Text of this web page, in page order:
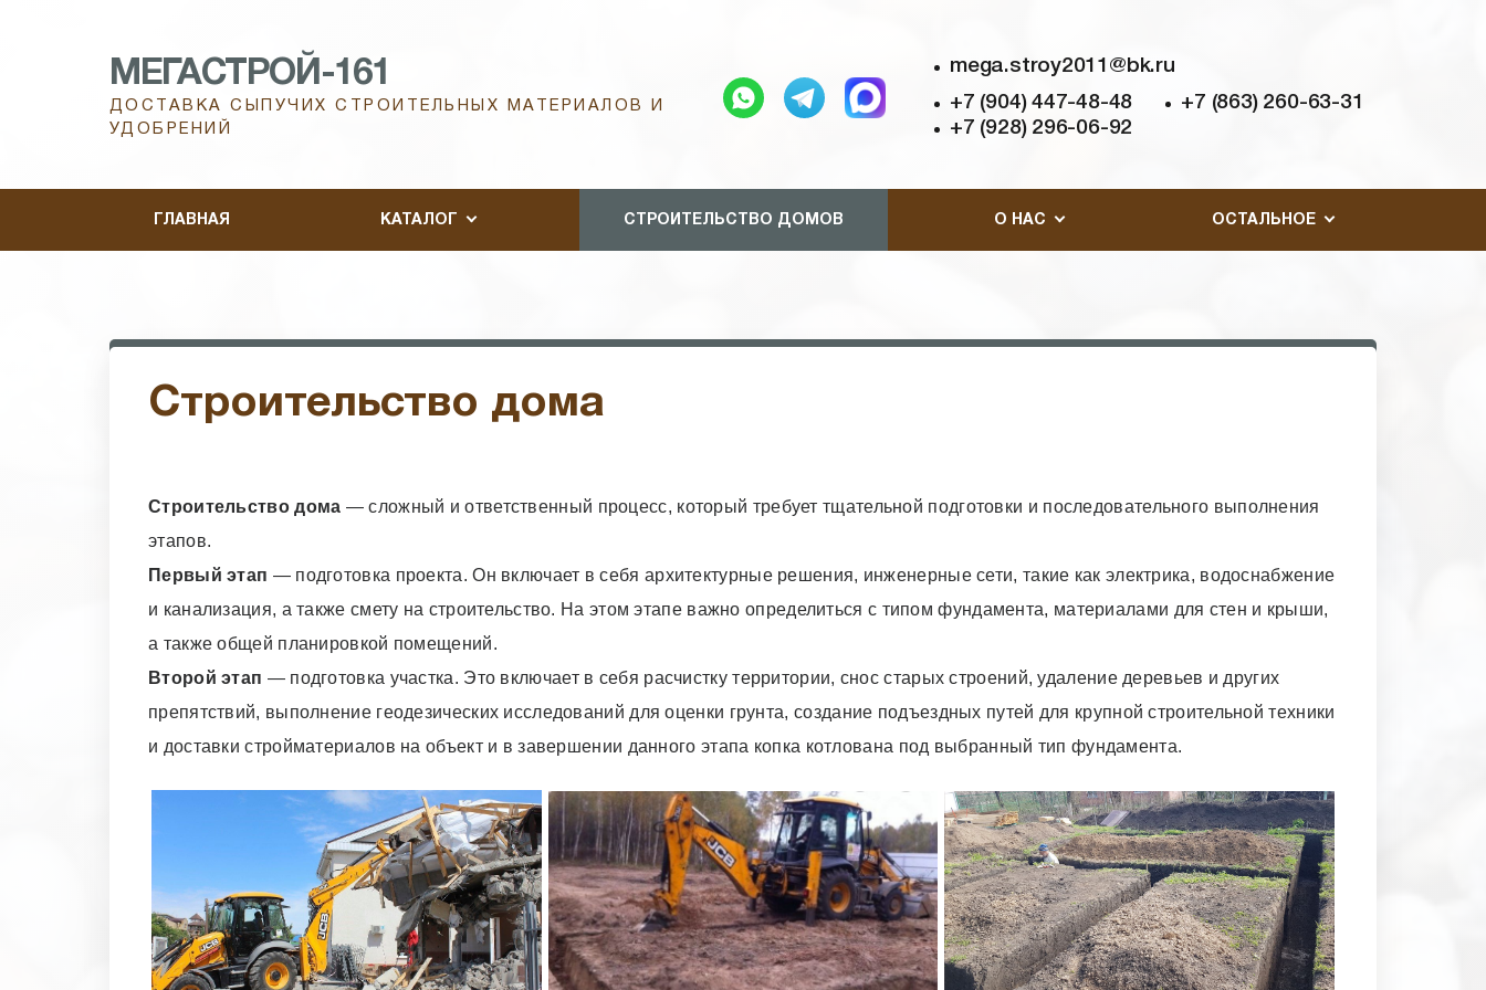
МЕГАСТРОЙ-161
ДОСТАВКА СЫПУЧИХ СТРОИТЕЛЬНЫХ МАТЕРИАЛОВ И
УДОБРЕНИЙ
mega.stroy2011@bk.ru
+7 (904) 447-48-48
+7 (863) 260-63-31
+7 (928) 296-06-92
ГЛАВНАЯ КАТАЛОГ СТРОИТЕЛЬСТВО ДОМОВ О НАС ОСТАЛЬНОЕ
Строительство дома
Строительство дома — сложный и ответственный процесс, который требует тщательной подготовки и последовательного выполнения
этапов.
Первый этап — подготовка проекта. Он включает в себя архитектурные решения, инженерные сети, такие как электрика, водоснабжение
и канализация, а также смету на строительство. На этом этапе важно определиться с типом фундамента, материалами для стен и крыши,
а также общей планировкой помещений.
Второй этап — подготовка участка. Это включает в себя расчистку территории, снос старых строений, удаление деревьев и других
препятствий, выполнение геодезических исследований для оценки грунта, создание подъездных путей для крупной строительной техники
и доставки стройматериалов на объект и в завершении данного этапа копка котлована под выбранный тип фундамента.